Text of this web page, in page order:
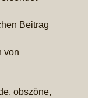
Beitrag
von
obszöne,